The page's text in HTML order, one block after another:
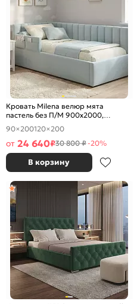
Кровать Milena велюр мята
пастель без П/М 900x2000,
ортопедическое основание,
изголовье мягкое
90×200120×200
от 24 640₽30 800 ₽-20%
В корзину